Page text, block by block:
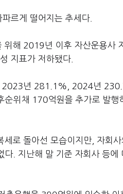
르게 떨어지는 추세다.
위해 2019년 이후 자산운용사
지표가 저하됐다.
2023년 281.1%, 2024년
순위채 170억원을 추가로 발
세로 돌아선 모습이지만, 자회
다. 지난해 말 기준 자회사 등